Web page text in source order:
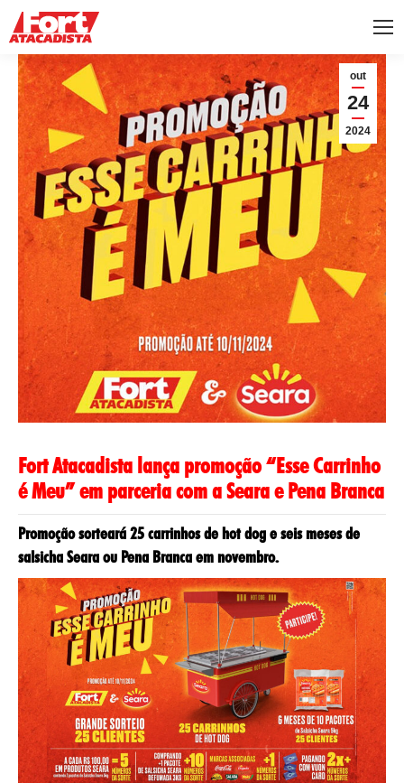
out
24
2024
Fort Atacadista lança promoção “Esse Carrinho
é Meu” em parceria com a Seara e Pena Branca
Promoção sorteará 25 carrinhos de hot dog e seis meses de
salsicha Seara ou Pena Branca em novembro.